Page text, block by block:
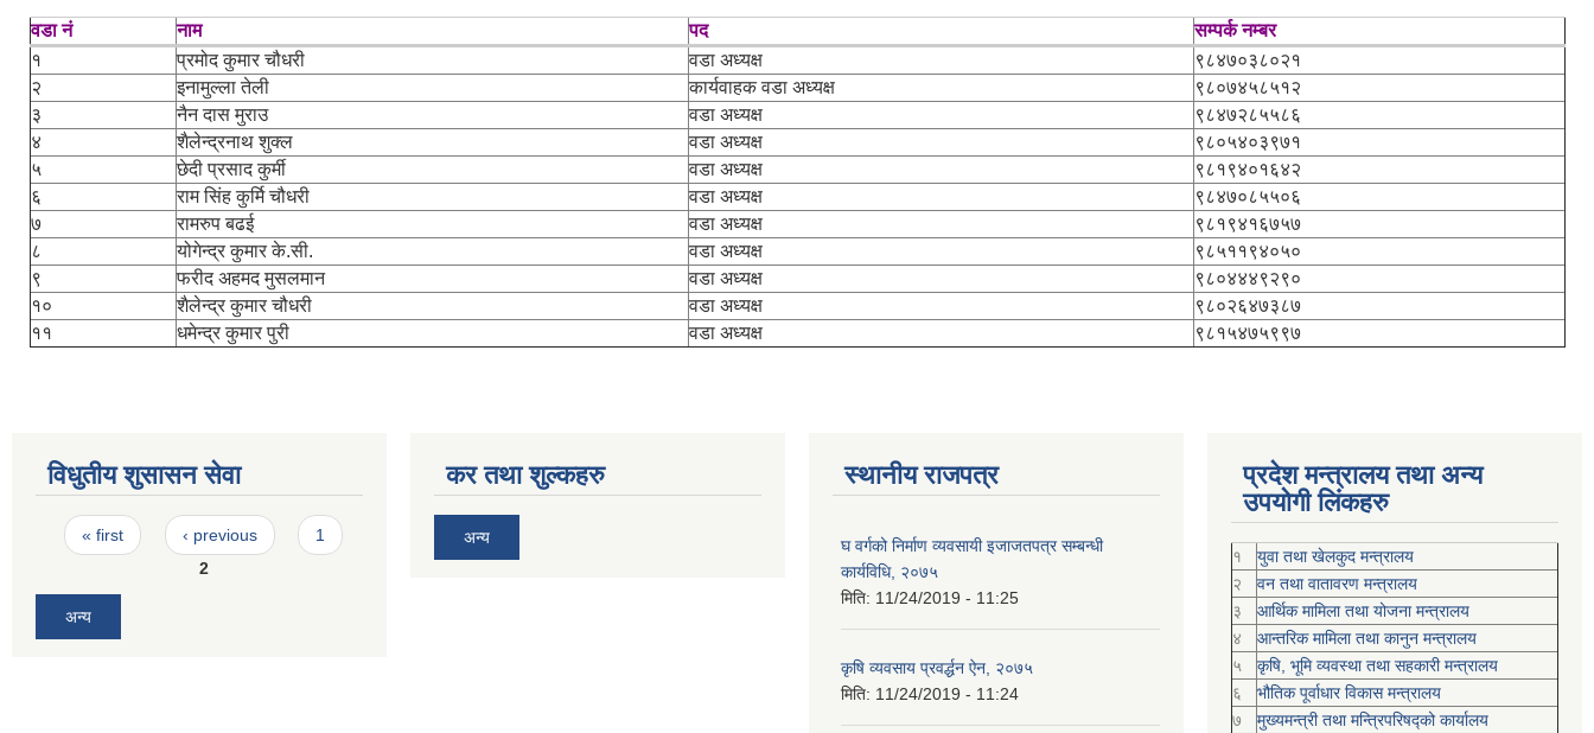
वडा नं नाम पद
सम्पर्क नम्बर
१
प्रमोद कुमार चौधरी वडा अध्यक्ष
९८४७०३८०२१
२
इनामुल्ला तेली कार्यवाहक वडा अध्यक्ष
९८०७४५८५१२
३
नैन दास मुराउ वडा अध्यक्ष
९८४७२८५५८६
४
शैलेन्द्रनाथ शुक्ल वडा अध्यक्ष
९८०५४०३९७१
५
छेदी प्रसाद कुर्मी वडा अध्यक्ष
९८१९४०१६४२
६
राम सिंह कुर्मि चौधरी वडा अध्यक्ष
९८४७०८५५०६
७
रामरुप बढई वडा अध्यक्ष
९८१९४१६७५७
८
योगेन्द्र कुमार के.सी. वडा अध्यक्ष
९८५११९४०५०
९
फरीद अहमद मुसलमान वडा अध्यक्ष
९८०४४४९२९०
१०
शैलेन्द्र कुमार चौधरी वडा अध्यक्ष
९८०२६४७३८७
११
धमेन्द्र कुमार पुरी वडा अध्यक्ष ९८१५४७५९९७
विधुतीय शुसासन सेवा
Pages
« first ‹ previous
1
2
अन्य
कर तथा शुल्कहरु
अन्य
स्थानीय राजपत्र
घ वर्गको निर्माण व्यवसायी इजाजतपत्र सम्बन्धी
कार्यविधि, २०७५
मिति: 11/24/2019 - 11:25
कृषि व्यवसाय प्रवर्द्धन ऐन, २०७५
मिति: 11/24/2019 - 11:24
प्रदेश मन्त्रालय तथा अन्य
उपयोगी लिंकहरु
१
युवा तथा खेलकुद मन्त्रालय
२
वन तथा वातावरण मन्त्रालय
३
आर्थिक मामिला तथा योजना मन्त्रालय
४
आन्तरिक मामिला तथा कानुन मन्त्रालय
५
कृषि, भूमि व्यवस्था तथा सहकारी मन्त्रालय
६
भौतिक पूर्वाधार विकास मन्त्रालय
७
मुख्यमन्त्री तथा मन्त्रिपरिषद्को कार्यालय